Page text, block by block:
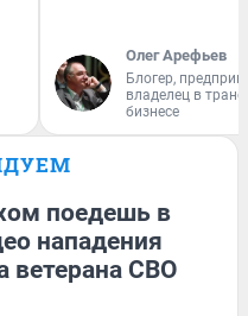
Олег Арефьев
Блогер,
владелец в
бизнесе
поедешь в
нападения
ветерана СВО